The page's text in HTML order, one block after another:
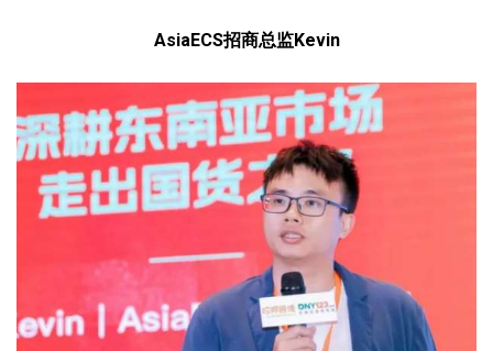
AsiaECS招商总监Kevin